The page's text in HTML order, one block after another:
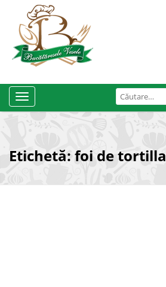
Caută
după:
Toggle
Navigation
Etichetă: foi de tortilla